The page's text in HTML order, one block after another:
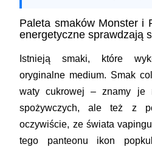
Paleta smaków Monster i
energetyczne sprawdzają
Istnieją smaki, które
oryginalne medium. Smak
waty cukrowej – znamy je
spożywczych, ale też z
oczywiście, ze świata
tego panteonu ikon